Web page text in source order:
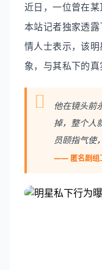
近日，一位曾在
本站记者独家透
情人士表示，该
象，与其私下的真
他在镜头前
掉，整个人
员颐指气使
—— 匿名剧组